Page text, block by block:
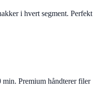
i hvert segment. Perfekt
Premium håndterer filer